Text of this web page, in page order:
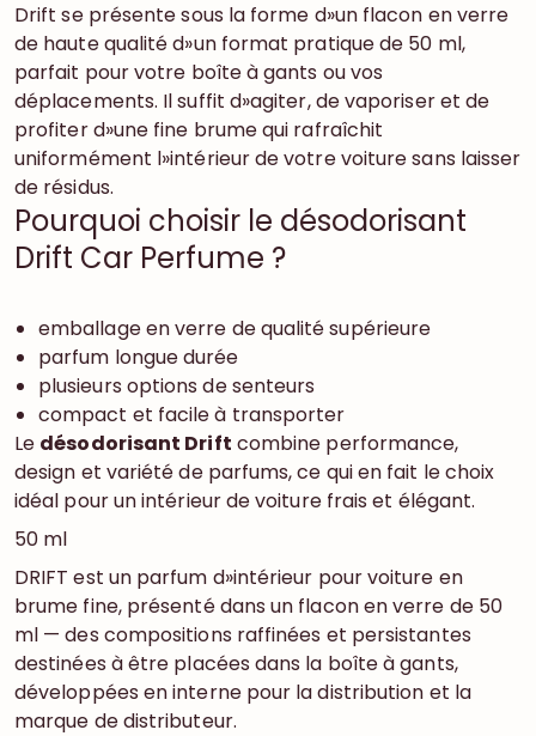
Drift se présente sous la forme d»un flacon en verre
de haute qualité d»un format pratique de 50 ml,
parfait pour votre boîte à gants ou vos
déplacements. Il suffit d»agiter, de vaporiser et de
profiter d»une fine brume qui rafraîchit
uniformément l»intérieur de votre voiture sans laisser
de résidus.
Pourquoi choisir le désodorisant
Drift Car Perfume ?
emballage en verre de qualité supérieure
parfum longue durée
plusieurs options de senteurs
compact et facile à transporter
Le désodorisant Drift combine performance,
design et variété de parfums, ce qui en fait le choix
idéal pour un intérieur de voiture frais et élégant.
50 ml
DRIFT est un parfum d»intérieur pour voiture en
brume fine, présenté dans un flacon en verre de 50
ml — des compositions raffinées et persistantes
destinées à être placées dans la boîte à gants,
développées en interne pour la distribution et la
marque de distributeur.